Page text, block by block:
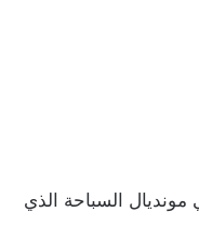
حرة للرجال الأحد، في مونديال السباحة الذي